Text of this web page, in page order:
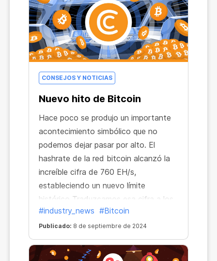
de tu red de referidos! ¡Sólo unos
pocos enlaces bien colocados podrían
ampliar potencialmente su red a miles
de usuarios!
CONSEJOS Y NOTICIAS
Nuevo hito de Bitcoin
Hace poco se produjo un importante
acontecimiento simbólico que no
podemos dejar pasar por alto. El
hashrate de la red bitcoin alcanzó la
increíble cifra de 760 EH/s,
estableciendo un nuevo límite
histórico Traduzcamos esa cifra a los
conocidos H/s
#industry_news #Bitcoin
Publicado: 8 de septiembre de 2024